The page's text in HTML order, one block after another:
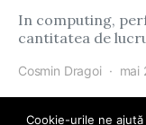
In computing,
cantitatea de
Cosmin Dragoi mai
Cookie-urile ne